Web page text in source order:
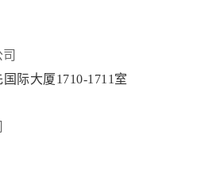
际大厦1710-1711室